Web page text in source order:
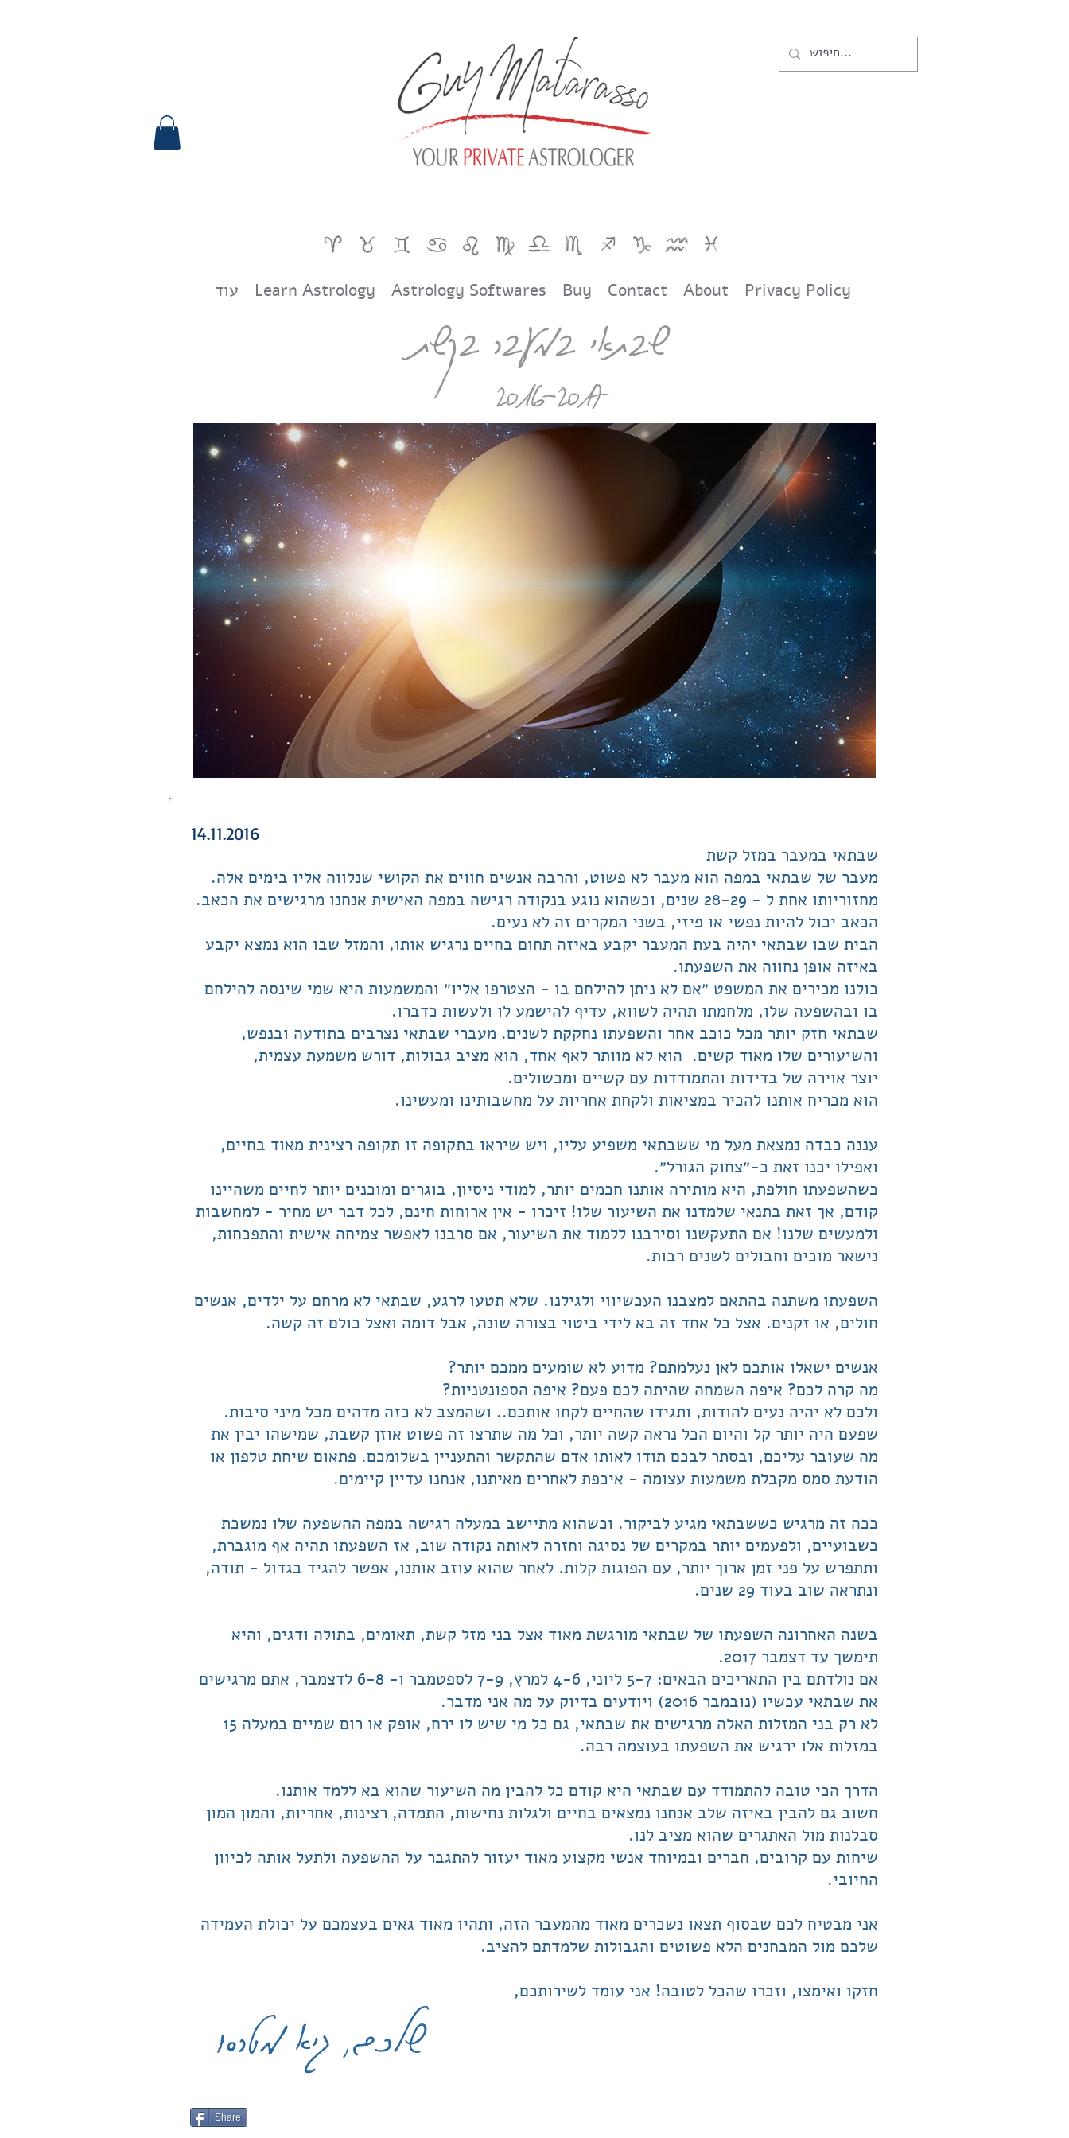
Privacy Policy
About
Contact
Buy
Astrology Softwares
Learn Astrology עוד
שבתאי במעבר בקשת
2016-2017
14.11.2016​
שבתאי במעבר במזל קשת
מעבר של שבתאי במפה הוא מעבר לא פשוט, והרבה אנשים חווים את הקושי שנלווה אליו בימים אלה.
מחזוריותו אחת ל - 28-29 שנים, וכשהוא נוגע בנקודה רגישה במפה האישית אנחנו מרגישים את הכאב.
הכאב יכול להיות נפשי או פיזי, בשני המקרים זה לא נעים.
הבית שבו שבתאי יהיה בעת המעבר יקבע באיזה תחום בחיים נרגיש אותו, והמזל שבו הוא נמצא יקבע
באיזה אופן נחווה את השפעתו.
כולנו מכירים את המשפט ״אם לא ניתן להילחם בו - הצטרפו אליו״ והמשמעות היא שמי שינסה להילחם
בו ובהשפעה שלו, מלחמתו תהיה לשווא, עדיף להישמע לו ולעשות כדברו.
שבתאי חזק יותר מכל כוכב אחר והשפעתו נחקקת לשנים. מעברי שבתאי נצרבים בתודעה ובנפש,
והשיעורים שלו מאוד קשים. הוא לא מוותר לאף אחד, הוא מציב גבולות, דורש משמעת עצמית,
יוצר אוירה של בדידות והתמודדות עם קשיים ומכשולים.
הוא מכריח אותנו להכיר במציאות ולקחת אחריות על מחשבותינו ומעשינו.
עננה כבדה נמצאת מעל מי ששבתאי משפיע עליו, ויש שיראו בתקופה זו תקופה רצינית מאוד בחיים,
ואפילו יכנו זאת כ-״צחוק הגורל״.
כשהשפעתו חולפת, היא מותירה אותנו חכמים יותר, למודי ניסיון, בוגרים ומוכנים יותר לחיים משהיינו
קודם, אך זאת בתנאי שלמדנו את השיעור שלו! זיכרו - אין ארוחות חינם, לכל דבר יש מחיר - למחשבות
ולמעשים שלנו! אם התעקשנו וסירבנו ללמוד את השיעור, אם סרבנו לאפשר צמיחה אישית והתפכחות,
נישאר מוכים וחבולים לשנים רבות.
השפעתו משתנה בהתאם למצבנו העכשיווי ולגילנו. שלא תטעו לרגע, שבתאי לא מרחם על ילדים, אנשים
חולים, או זקנים. אצל כל אחד זה בא לידי ביטוי בצורה שונה, אבל דומה ואצל כולם זה קשה.
אנשים ישאלו אותכם לאן נעלמתם? מדוע לא שומעים ממכם יותר?
מה קרה לכם? איפה השמחה שהיתה לכם פעם? איפה הספונטניות?
ולכם לא יהיה נעים להודות, ותגידו שהחיים לקחו אותכם.. ושהמצב לא כזה מדהים מכל מיני סיבות.
שפעם היה יותר קל והיום הכל נראה קשה יותר, וכל מה שתרצו זה פשוט אוזן קשבת, שמישהו יבין את
מה שעובר עליכם, ובסתר לבכם תודו לאותו אדם שהתקשר והתעניין בשלומכם. פתאום שיחת טלפון או
הודעת סמס מקבלת משמעות עצומה - איכפת לאחרים מאיתנו, אנחנו עדיין קיימים.
ככה זה מרגיש כששבתאי מגיע לביקור. וכשהוא מתיישב במעלה רגישה במפה ההשפעה שלו נמשכת
כשבועיים, ולפעמים יותר במקרים של נסיגה וחזרה לאותה נקודה שוב, אז השפעתו תהיה אף מוגברת,
ותתפרש על פני זמן ארוך יותר, עם הפוגות קלות. לאחר שהוא עוזב אותנו, אפשר להגיד בגדול - תודה,
ונתראה שוב בעוד 29 שנים.
בשנה האחרונה השפעתו של שבתאי מורגשת מאוד אצל בני מזל קשת, תאומים, בתולה ודגים, והיא
תימשך עד דצמבר 2017.
אם נולדתם בין התאריכים הבאים: 5-7 ליוני, 4-6 למרץ, 7-9 לספטמבר ו- 6-8 לדצמבר, אתם מרגישים
את שבתאי עכשיו (נובמבר 2016) ויודעים בדיוק על מה אני מדבר.
לא רק בני המזלות האלה מרגישים את שבתאי, גם כל מי שיש לו ירח, אופק או רום שמיים במעלה 15
במזלות אלו ירגיש את השפעתו בעוצמה רבה.
הדרך הכי טובה להתמודד עם שבתאי היא קודם כל להבין מה השיעור שהוא בא ללמד אותנו.
חשוב גם להבין באיזה שלב אנחנו נמצאים בחיים ולגלות נחישות, התמדה, רצינות, אחריות, והמון המון
סבלנות מול האתגרים שהוא מציב לנו.
שיחות עם קרובים, חברים ובמיוחד אנשי מקצוע מאוד יעזור להתגבר על ההשפעה ולתעל אותה לכיוון
החיובי.
אני מבטיח לכם שבסוף תצאו נשכרים מאוד מהמעבר הזה, ותהיו מאוד גאים בעצמכם על יכולת העמידה
שלכם מול המבחנים הלא פשוטים והגבולות שלמדתם להציב.
חזקו ואימצו, וזכרו שהכל לטובה! אני עומד לשירותכם,
שלכם, גיא מטרסו
Share